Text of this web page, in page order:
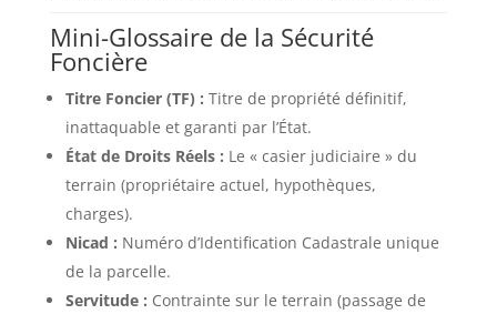
Mini-Glossaire de la Sécurité
Foncière
Titre Foncier (TF) : Titre de propriété définitif,
inattaquable et garanti par l’État.
État de Droits Réels : Le « casier judiciaire » du
terrain (propriétaire actuel, hypothèques,
charges).
Nicad : Numéro d’Identification Cadastrale unique
de la parcelle.
Servitude : Contrainte sur le terrain (passage de